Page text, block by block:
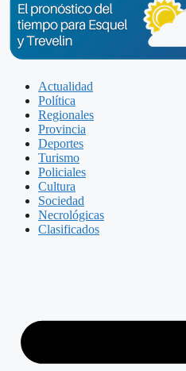
Actualidad
Política
Regionales
Provincia
Deportes
Turismo
Policiales
Cultura
Sociedad
Necrológicas
Clasificados